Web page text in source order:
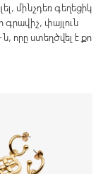
մինչդեռ գեղեցիկ
գրավիչ, փայլուն
որը ստեղծվել է քո